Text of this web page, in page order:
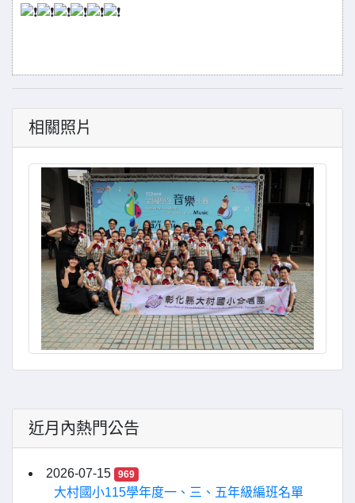
相關照片
近月內熱門公告
2026-07-15 969
大村國小115學年度一、三、五年級編班名單